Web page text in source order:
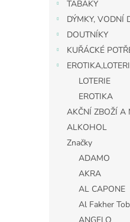
TABÁKY
DÝMKY, VODNÍ
DOUTNÍKY
KUŘÁCKÉ
LOTERIE
EROTIKA
AKČNÍ ZBOŽÍ A
ALKOHOL
Značky
ADAMO
AKRA
AL CAPONE
Al Fakher
ANGELO